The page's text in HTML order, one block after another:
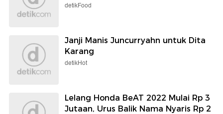
detikFood
Janji Manis Juncurryahn untuk Dita
Karang
detikHot
Lelang Honda BeAT 2022 Mulai Rp 3
Jutaan, Urus Balik Nama Nyaris Rp 2